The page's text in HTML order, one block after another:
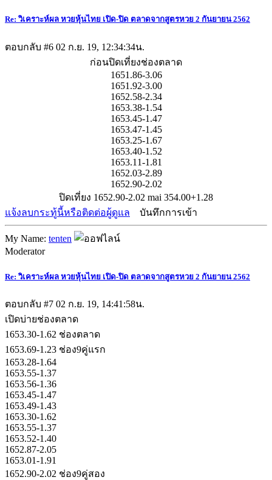
Re: วิเคราะห์ผล หวยหุ้นไทย เปิด-ปิด ตลาดจากสูตรหวย 2 กันยายน 2562
ตอบกลับ #6 02 ก.ย. 19, 12:34:34น.
ก่อนปิดเที่ยงช่องตลาด
1651.86-3.06
1651.92-3.00
1652.58-2.34
1653.38-1.54
1653.45-1.47
1653.47-1.45
1653.25-1.67
1653.40-1.52
1653.11-1.81
1652.03-2.89
1652.90-2.02
ปิดเที่ยง 1652.90-2.02 mai 354.00+1.28
แจ้งลบกระทู้นี้หรือติดต่อผู้ดูแล
บันทึกการเข้า
My Name: tenten
Moderator
Re: วิเคราะห์ผล หวยหุ้นไทย เปิด-ปิด ตลาดจากสูตรหวย 2 กันยายน 2562
ตอบกลับ #7 02 ก.ย. 19, 14:41:58น.
เปิดบ่ายช่องตลาด
1653.30-1.62 ช่องตลาด
1653.69-1.23 ช่อง9คู่แรก
1653.28-1.64
1653.55-1.37
1653.56-1.36
1653.45-1.47
1653.49-1.43
1653.30-1.62
1653.55-1.37
1653.52-1.40
1652.87-2.05
1653.01-1.91
1652.90-2.02 ช่อง9คู่สอง